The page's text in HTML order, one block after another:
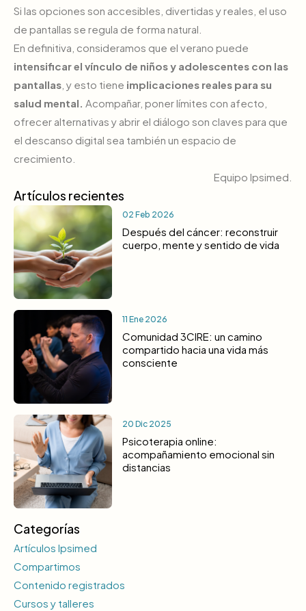
Si las opciones son accesibles, divertidas y reales, el uso
de pantallas se regula de forma natural.
En definitiva, consideramos que el verano puede
intensificar el vínculo de niños y adolescentes con las
pantallas , y esto tiene implicaciones reales para su
salud mental. Acompañar, poner límites con afecto,
ofrecer alternativas y abrir el diálogo son claves para que
el descanso digital sea también un espacio de
crecimiento.
Equipo Ipsimed.
Artículos recientes
02 Feb 2026
Después del cáncer: reconstruir
cuerpo, mente y sentido de vida
11 Ene 2026
Comunidad 3CIRE: un camino
compartido hacia una vida más
consciente
20 Dic 2025
Psicoterapia online:
acompañamiento emocional sin
distancias
Categorías
Artículos Ipsimed
Compartimos
Contenido registrados
Cursos y talleres